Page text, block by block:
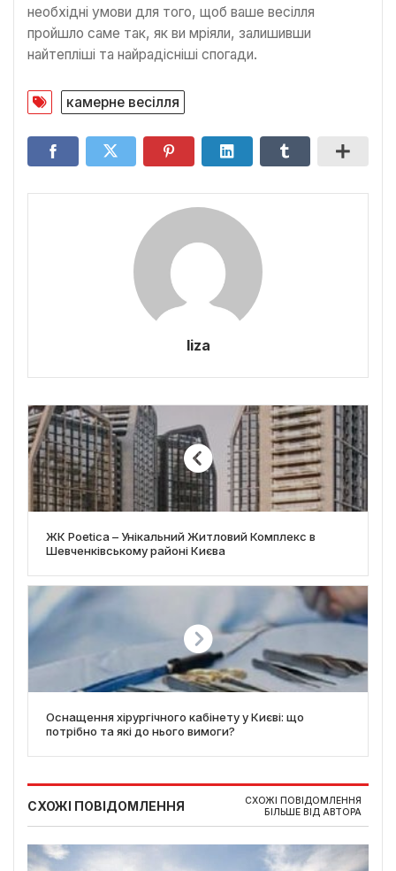
необхідні умови для того, щоб ваше весілля
пройшло саме так, як ви мріяли, залишивши
найтепліші та найрадісніші спогади.
камерне весілля
liza
ЖК Poetica – Унікальний Житловий Комплекс в
Шевченківському районі Києва
Оснащення хірургічного кабінету у Києві: що
потрібно та які до нього вимоги?
СХОЖІ ПОВІДОМЛЕННЯ
СХОЖІ ПОВІДОМЛЕННЯ
БІЛЬШЕ ВІД АВТОРА